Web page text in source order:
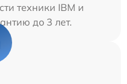
техники IBM и
до 3 лет.